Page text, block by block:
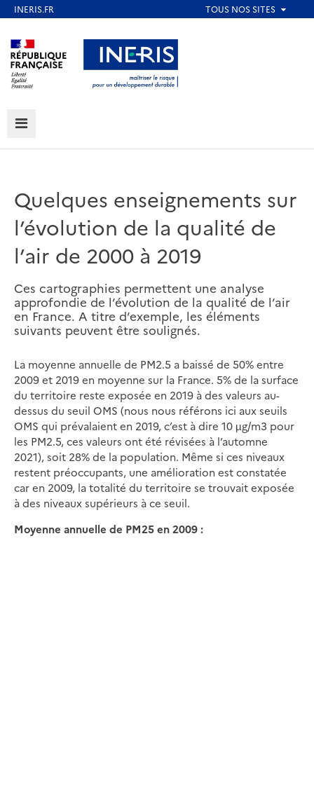
au
contenu
principal
Aller au contenu Aller au menu
Aller au pied de page
MENU
Quelques enseignements sur
l’évolution de la qualité de
l’air de 2000 à 2019
Ces cartographies permettent une analyse
approfondie de l’évolution de la qualité de l’air
en France. A titre d’exemple, les éléments
suivants peuvent être soulignés.
La moyenne annuelle de PM2.5 a baissé de 50% entre
2009 et 2019 en moyenne sur la France. 5% de la surface
du territoire reste exposée en 2019 à des valeurs au-
dessus du seuil OMS (nous nous référons ici aux seuils
OMS qui prévalaient en 2019, c’est à dire 10 µg/m3 pour
les PM2.5, ces valeurs ont été révisées à l’automne
2021), soit 28% de la population. Même si ces niveaux
restent préoccupants, une amélioration est constatée
car en 2009, la totalité du territoire se trouvait exposée
à des niveaux supérieurs à ce seuil.
Moyenne annuelle de PM25 en 2009 :